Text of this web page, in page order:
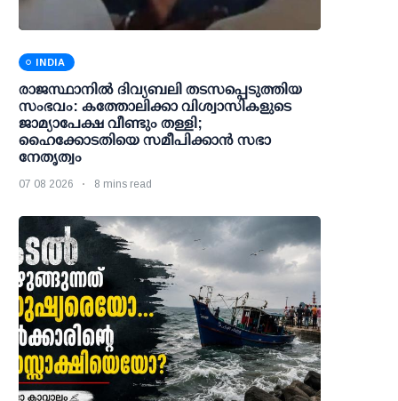
INDIA
രാജസ്ഥാനിൽ ദിവ്യബലി തടസപ്പെടുത്തിയ
സംഭവം: കത്തോലിക്കാ വിശ്വാസികളുടെ
ജാമ്യാപേക്ഷ വീണ്ടും തള്ളി;
ഹൈക്കോടതിയെ സമീപിക്കാൻ സഭാ
നേതൃത്വം
07 08 2026 8 mins read